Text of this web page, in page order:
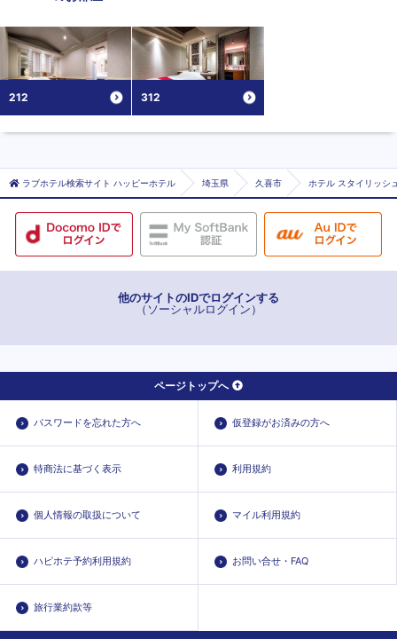
212 312
ラブホテル検索サイト ハッピーホテル 埼玉県 久喜市 ホテル スタイリッシ
他のサイトのIDでログインする
（ソーシャルログイン）
ページトップへ
パスワードを忘れた方へ 仮登録がお済みの方へ
特商法に基づく表示 利用規約
個人情報の取扱について マイル利用規約
ハピホテ予約利用規約 お問い合せ・FAQ
旅行業約款等